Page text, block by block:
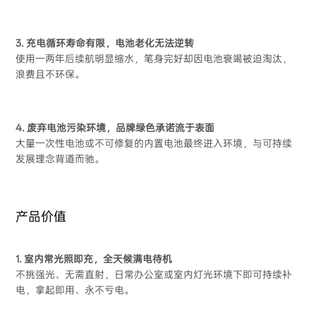
3. 充电循环寿命有限，电池老化无法逆转
使用一两年后续航明显缩水，笔身完好却因电池衰竭被迫淘汰，
浪费且不环保。
4. 废弃电池污染环境，品牌绿色承诺流于表面
大量一次性电池或不可修复的内置电池最终进入环境，与可持续
发展理念背道而驰。
产品价值
1. 室内常光照即充，全天候满电待机
不挑强光、无需直射，日常办公室或室内灯光环境下即可持续补
电，拿起即用、永不亏电。